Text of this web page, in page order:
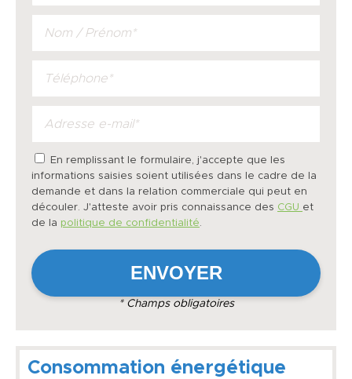
En remplissant le formulaire, j'accepte que les
informations saisies soient utilisées dans le cadre de la
demande et dans la relation commerciale qui peut en
découler. J'atteste avoir pris connaissance des CGU et
de la politique de confidentialité.
* Champs obligatoires
Consommation énergétique